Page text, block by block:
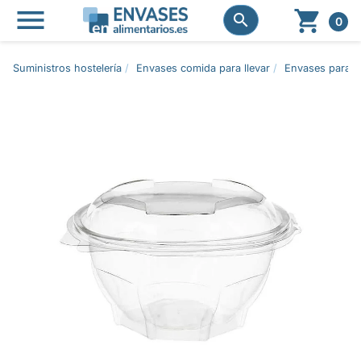
 
  0
Suministros hostelería Envases comida para llevar Envases para